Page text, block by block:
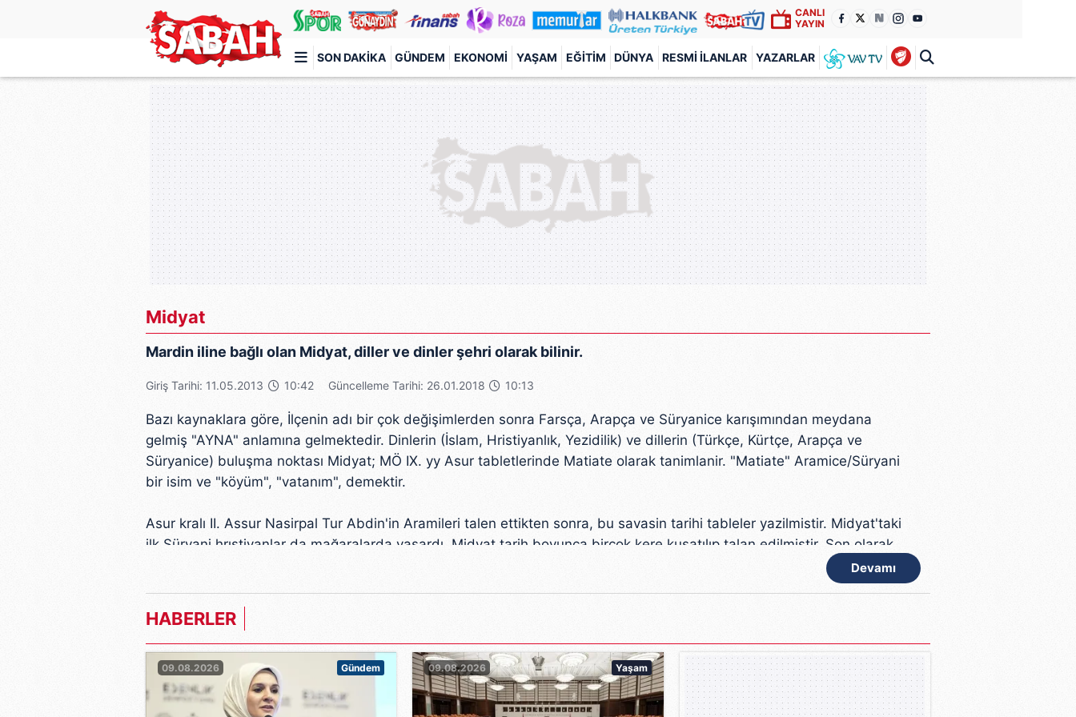
CANLI
YAYIN
SON DAKIKA GÜNDEM EKONOMI YAŞAM EĞITIM DÜNYA RESMI İLANLAR YAZARLAR
Türkiye'nin en iyi haber sitesi
Midyat
Mardin iline bağlı olan Midyat, diller ve dinler şehri olarak bilinir.
Giriş Tarihi: 11.05.2013 10:42 Güncelleme Tarihi: 26.01.2018 10:13
Devamı
Bazı kaynaklara göre, İlçenin adı bir çok değişimlerden sonra Farsça, Arapça ve Süryanice karışımından meydana
gelmiş "AYNA" anlamına gelmektedir. Dinlerin (İslam, Hristiyanlık, Yezidilik) ve dillerin (Türkçe, Kürtçe, Arapça ve
Süryanice) buluşma noktası Midyat; MÖ IX. yy Asur tabletlerinde Matiate olarak tanimlanir. "Matiate" Aramice/Süryani
bir isim ve "köyüm", "vatanım", demektir.
Asur kralı II. Assur Nasirpal Tur Abdin'in Aramileri talen ettikten sonra, bu savasin tarihi tableler yazilmistir. Midyat'taki
ilk Süryani hrıstiyanlar da mağaralarda yaşardı. Midyat tarih boyunca birçok kere kusatılıp talan edilmiştir. Son olarak
Birinci Dünya Savaşı'nın karanlık günlerinde, "Ferman" yilinda, kasaba sakinlerinin üçte ikisi yaşamını kaybetmiştir.
Ancak 1930 yılından sonra kasaba yeniden canlanmış: Kiliseler, evler ve bazi mekanlar onarilmistir. Ondan sonra
yerlesim duzeni zamanla oturmaya baslamıştır.
Midyat'da müslüman olarak Kürtler, Türkler ve Araplar yaşamaktadırlar Din ve Grupları ise Hiristiyan Dinine mensup
Suryaniler, Ermeniler ve Keldaniler yaşamakta bu dil grupları meshep olarak aralarında Katolik ortadoks ve protestan
olmak üzere üç meshep'e ayrılırlar. Hiristiyanlar kendi aralarında çok az sayıda olmak kaydı ile süryanice
konuşmaktadır, Keldani'ce ve Ermeni'ce bu bölgede unutulmuş dil gruplarıdır ve konuşulmamaktadır. Midyat'da bu
HABERLER
09.08.2026 Gündem 09.08.2026 Yaşam